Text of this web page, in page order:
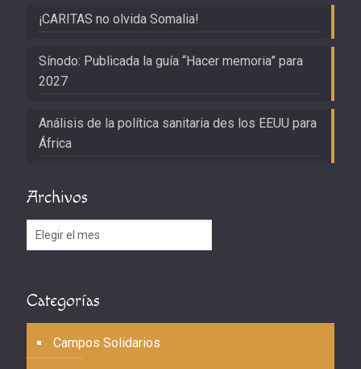
¡CARITAS no olvida Somalia!
Sínodo: Publicada la guía “Hacer memoria” para
2027
Análisis de la política sanitaria des los EEUU para
África
Archivos
Archivos
Categorías
Campos Solidarios